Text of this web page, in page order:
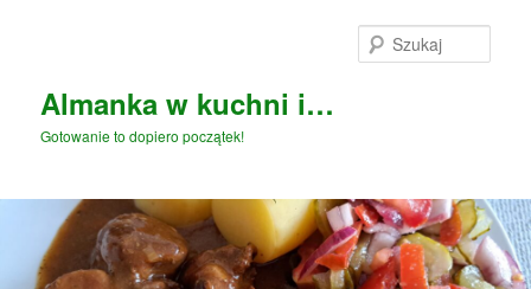
Almanka w kuchni i…
Gotowanie to dopiero początek!